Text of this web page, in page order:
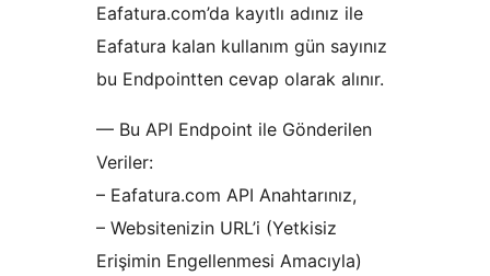
Eafatura.com’da kayıtlı adınız ile
Eafatura kalan kullanım gün sayınız
bu Endpointten cevap olarak alınır.
— Bu API Endpoint ile Gönderilen
Veriler:
– Eafatura.com API Anahtarınız,
– Websitenizin URL’i (Yetkisiz
Erişimin Engellenmesi Amacıyla)